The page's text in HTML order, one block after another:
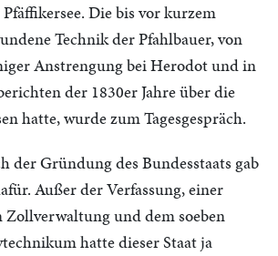
Die bis vor kurzem
Technik der Pfahlbauer, von
Anstrengung bei Herodot und in
der 1830er Jahre über die
hatte, wurde zum Tagesgespräch.
der Gründung des Bundesstaats gab
Außer der Verfassung, einer
und dem soeben
hatte dieser Staat ja